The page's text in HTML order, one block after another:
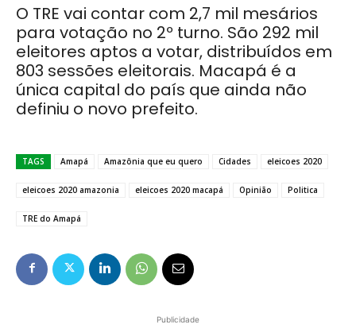
O TRE vai contar com 2,7 mil mesários
para votação no 2º turno. São 292 mil
eleitores aptos a votar, distribuídos em
803 sessões eleitorais. Macapá é a
única capital do país que ainda não
definiu o novo prefeito.
TAGS Amapá Amazônia que eu quero Cidades eleicoes 2020
eleicoes 2020 amazonia eleicoes 2020 macapá Opinião Politica
TRE do Amapá
Publicidade